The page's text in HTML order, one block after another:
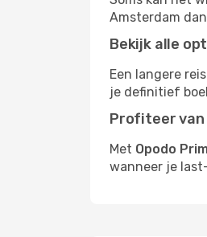
Amsterdam
Bekijk alle
Een langere
je definitief
Profiteer
Met Opodo
wanneer je